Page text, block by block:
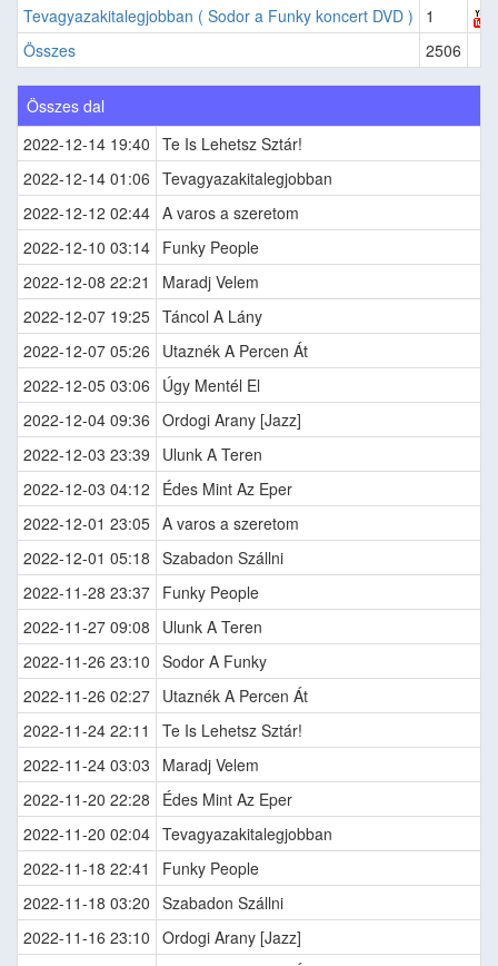
Tevagyazakitalegjobban ( Sodor a Funky koncert DVD )
1
Összes
2506
Összes dal
2022-12-14 19:40 Te Is Lehetsz Sztár!
2022-12-14 01:06 Tevagyazakitalegjobban
2022-12-12 02:44 A varos a szeretom
2022-12-10 03:14 Funky People
2022-12-08 22:21
Maradj Velem
2022-12-07 19:25 Táncol A Lány
2022-12-07 05:26
Utaznék A Percen Át
2022-12-05 03:06
Úgy Mentél El
2022-12-04 09:36 Ordogi Arany [Jazz]
2022-12-03 23:39
Ulunk A Teren
2022-12-03 04:12
Édes Mint Az Eper
2022-12-01 23:05 A varos a szeretom
2022-12-01 05:18 Szabadon Szállni
2022-11-28 23:37 Funky People
2022-11-27 09:08
Ulunk A Teren
2022-11-26 23:10 Sodor A Funky
2022-11-26 02:27 Utaznék A Percen Át
2022-11-24 22:11
Te Is Lehetsz Sztár!
2022-11-24 03:03
Maradj Velem
2022-11-20 22:28
Édes Mint Az Eper
2022-11-20 02:04 Tevagyazakitalegjobban
2022-11-18 22:41
Funky People
2022-11-18 03:20 Szabadon Szállni
2022-11-16 23:10 Ordogi Arany [Jazz]